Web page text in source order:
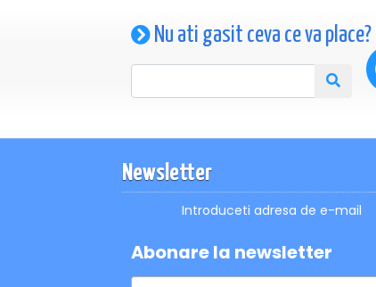
Nu ati gasit ceva ce va place?
Newsletter
Introduceti adresa de e-mail
Abonare la newsletter